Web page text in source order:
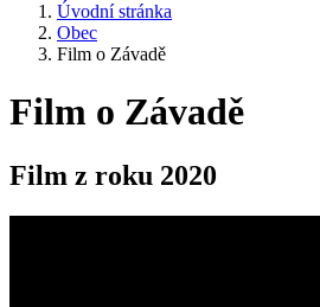
Úvodní stránka
Obec
Film o Závadě
Film o Závadě
Film z roku 2020